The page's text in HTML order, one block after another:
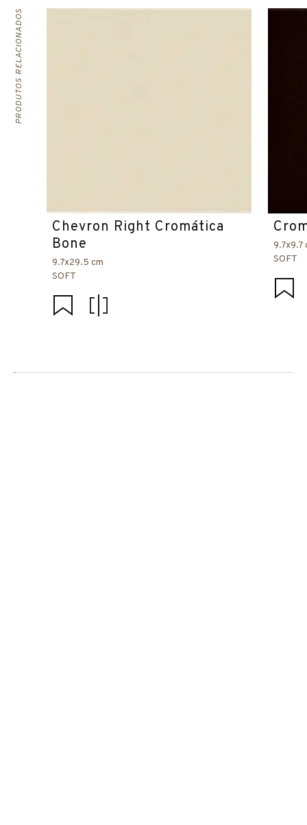
PRODUTOS RELACIONADOS
Chevron Right Cromática
Bone
9.7x29.5 cm
SOFT
9.7x9.7
SOFT